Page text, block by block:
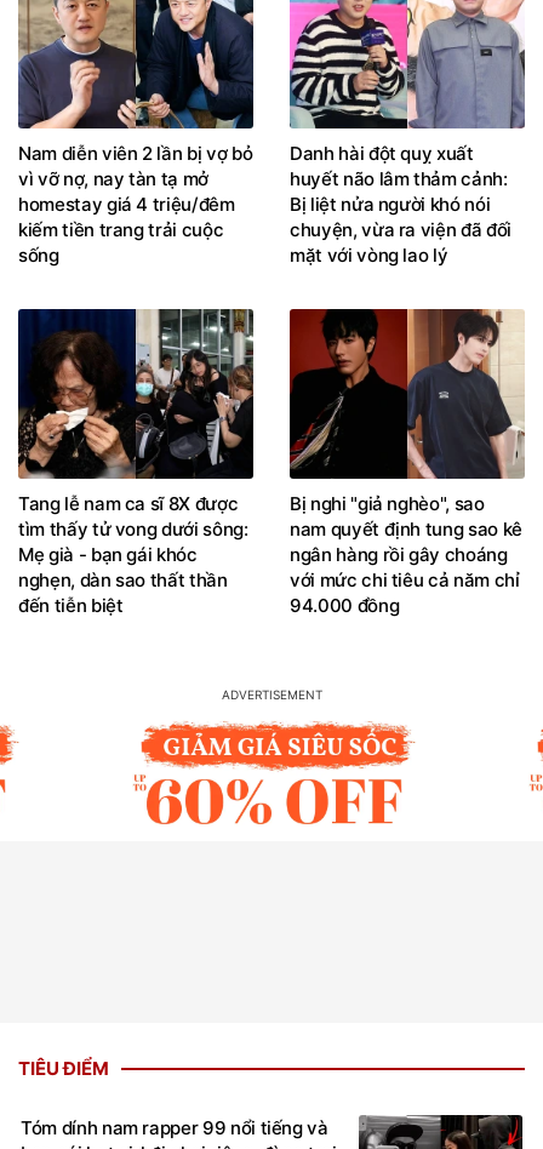
Nam diễn viên 2 lần bị vợ bỏ
vì vỡ nợ, nay tàn tạ mở
homestay giá 4 triệu/đêm
kiếm tiền trang trải cuộc
sống
Danh hài đột quỵ xuất
huyết não lâm thảm cảnh:
Bị liệt nửa người khó nói
chuyện, vừa ra viện đã đối
mặt với vòng lao lý
Tang lễ nam ca sĩ 8X được
tìm thấy tử vong dưới sông:
Mẹ già - bạn gái khóc
nghẹn, dàn sao thất thần
đến tiễn biệt
Bị nghi "giả nghèo", sao
nam quyết định tung sao kê
ngân hàng rồi gây choáng
với mức chi tiêu cả năm chỉ
94.000 đồng
TIÊU ĐIỂM
Tóm dính nam rapper 99 nổi tiếng và